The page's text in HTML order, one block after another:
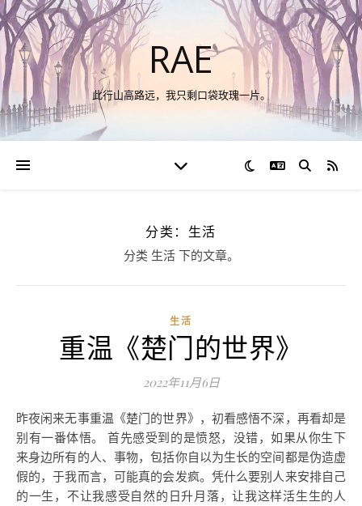
RAE
此行山高路远，我只剩口袋玫瑰一片。
切换语言RSS
分类：生活
分类 生活 下的文章。
生活
重温《楚门的世界》
2022年11月6日
昨夜闲来无事重温《楚门的世界》，初看感悟不深，再看却是
别有一番体悟。 首先感受到的是愤怒，没错，如果从你生下
来身边所有的人、事物，包括你自以为生长的空间都是伪造虚
假的，于我而言，可能真的会发疯。凭什么要别人来安排自己
的一生，不让我感受自然的日升月落，让我这样活生生的人